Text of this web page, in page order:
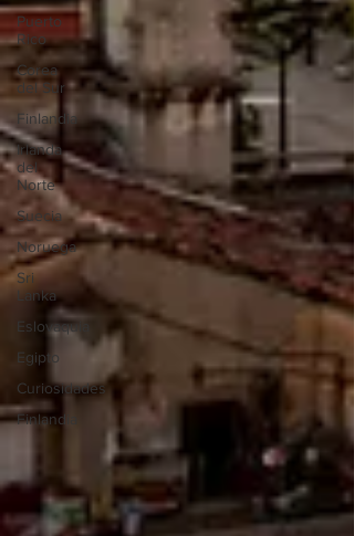
Puerto
Rico
Corea
del Sur
Finlandia
Irlanda
del
Norte
Suecia
Noruega
Sri
Lanka
Eslovaquia
Egipto
Curiosidades
Finlandia